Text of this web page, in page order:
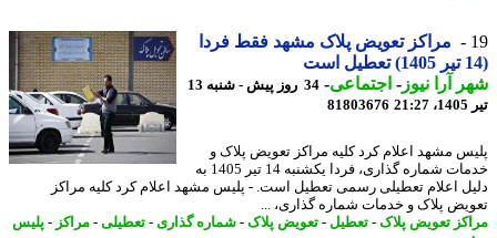
مراکز تعویض پلاک مشهد فقط فردا
آرا نیوز-اجتماعی-
34 روز پیش - شنبه 13
81803676
مشهد اعلام کرد کلیه مراکز تعویض پلاک و
خدمات شماره گذاری، فردا یکشنبه 14 تیر 1405 به
اعلام تعطیلی رسمی تعطیل است. - پلیس مشهد اعلام کرد کلیه مراکز
پلاک و خدمات شماره گذاری، ...
تعویض پلاک -تعطیل-تعویض پلاک -شماره گذاری- تعطیلی-مراکز- پلیس